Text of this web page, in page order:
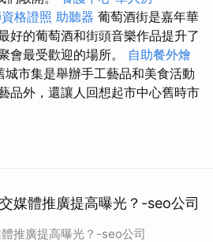
格證照 助聽器 葡萄酒街是嘉年華
好的葡萄酒和街頭音樂作品提升了
會最受歡迎的場所。 自助餐外燴
城市集是舉辦手工藝品和美食活動
品外，還讓人回想起市中心舊時市
媒體推廣提高曝光？-seo公司
推廣提高曝光？-seo公司